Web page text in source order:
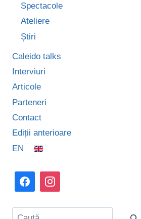
Spectacole
Ateliere
Știri
Caleido talks
Interviuri
Articole
Parteneri
Contact
Ediții anterioare
EN
Caută